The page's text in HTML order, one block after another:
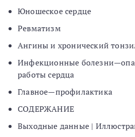
Юношеское сердце
Ревматизм
Ангины и хронический
Инфекционные
работы сердца
Главное—профилактика
СОДЕРЖАНИЕ
Выходные данные |